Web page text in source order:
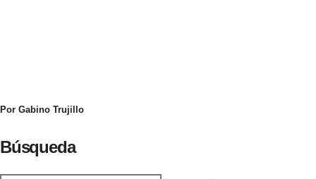
Por Gabino Trujillo
Búsqueda